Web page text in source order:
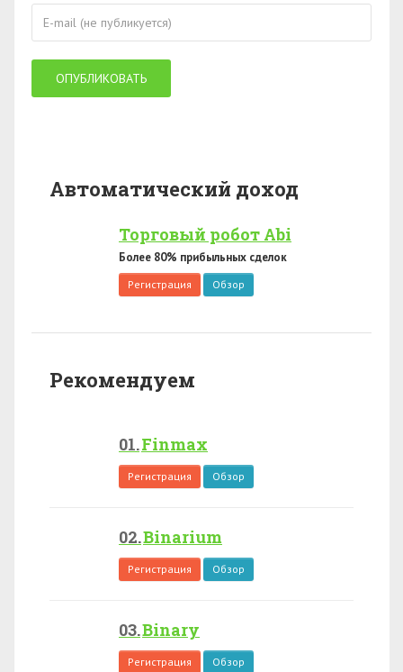
Автоматический доход
Торговый робот Abi
Более 80% прибыльных сделок
Регистрация Обзор
Рекомендуем
Finmax
Регистрация Обзор
Binarium
Регистрация Обзор
Binary
Регистрация Обзор